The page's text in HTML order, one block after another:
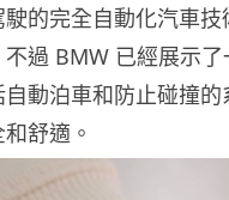
的完全自動化汽車技
過 BMW 已經展示
動泊車和防止碰撞
舒適。